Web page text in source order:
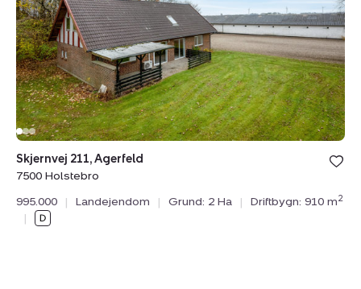
7500
Holstebro
Skjernvej 211, Agerfeld
7500 Holstebro
995.000
| Landejendom | Grund: 2 Ha | Driftbygn: 910 m2
|